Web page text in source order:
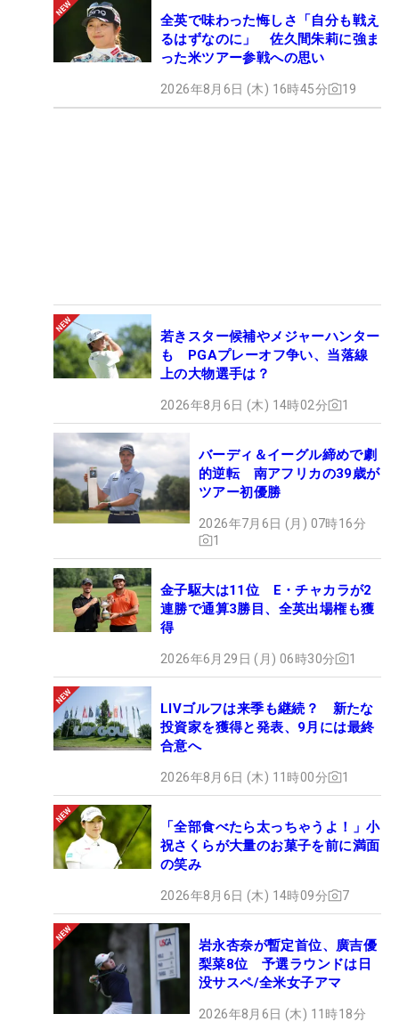
全英で味わった悔しさ「自分も戦え
るはずなのに」 佐久間朱莉に強ま
った米ツアー参戦への思い
2026年8月6日 (木) 16時45分 19
若きスター候補やメジャーハンター
も PGAプレーオフ争い、当落線
上の大物選手は？
2026年8月6日 (木) 14時02分 1
バーディ＆イーグル締めで劇
的逆転 南アフリカの39歳が
ツアー初優勝
2026年7月6日 (月) 07時16分
1
金子駆大は11位 E・チャカラが2
連勝で通算3勝目、全英出場権も獲
得
2026年6月29日 (月) 06時30分 1
LIVゴルフは来季も継続？ 新たな
投資家を獲得と発表、9月には最終
合意へ
2026年8月6日 (木) 11時00分 1
「全部食べたら太っちゃうよ！」小
祝さくらが大量のお菓子を前に満面
の笑み
2026年8月6日 (木) 14時09分 7
岩永杏奈が暫定首位、廣吉優
梨菜8位 予選ラウンドは日
没サスペ/全米女子アマ
2026年8月6日 (木) 11時18分